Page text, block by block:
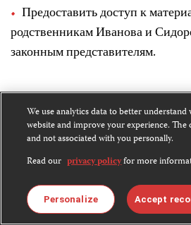
Предоставить доступ к
родственникам Иванова и
законным представителям.
ShareBlueskyFacebookLinkedIn
X
Print
We use analytics data to better understand
website and improve your experience. The
and not associated with you personally.
Read our privacy policyfor more
Personalize Accept